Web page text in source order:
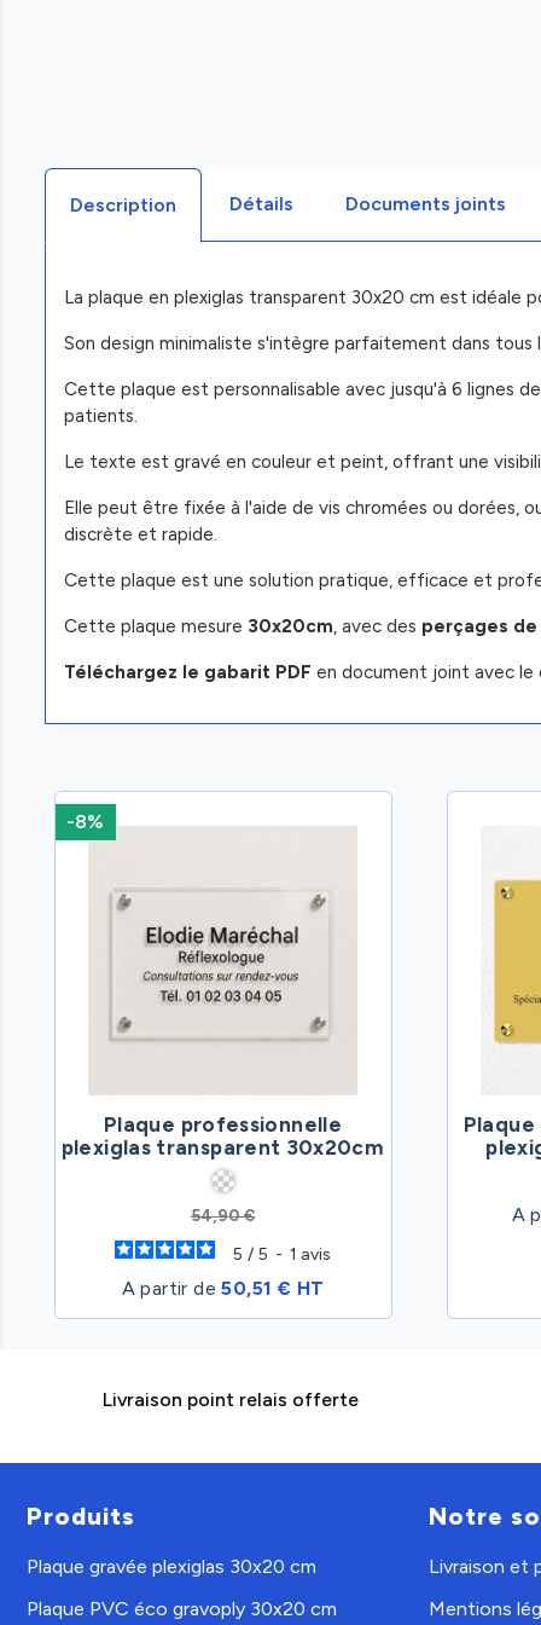
Description Détails Documents joints
La plaque en plexiglas transparent 30x20 cm est
Son design minimaliste s'intègre parfaitement dans
Cette plaque est personnalisable avec jusqu'à 6 lignes
patients.
Le texte est gravé en couleur et peint, offrant une
Elle peut être fixée à l'aide de vis chromées ou dorées,
discrète et rapide.
Cette plaque est une solution pratique, efficace et
Cette plaque mesure 30x20cm, avec des perçages
Téléchargez le gabarit PDF en document joint avec
Plaque professionnelle
plexiglas transparent 30x20cm
54,90 €
5 / 5 - 1 avis
A partir de50,51 € HT
-8%
A
Livraison point relais offerte
Produits
Plaque gravée plexiglas 30x20 cm
Plaque PVC éco gravoply 30x20 cm
Notre
Livraison et
Mentions